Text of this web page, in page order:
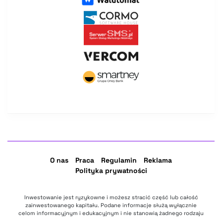
O nas Praca Regulamin
Reklama
Polityka prywatności
Inwestowanie jest ryzykowne i możesz stracić część lub całość
zainwestowanego kapitału. Podane informacje służą wyłącznie
celom informacyjnym i edukacyjnym i nie stanowią żadnego rodzaju